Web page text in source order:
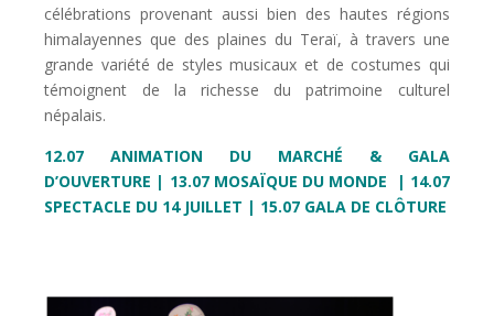
célébrations provenant aussi bien des hautes régions
himalayennes que des plaines du Teraï, à travers une
grande variété de styles musicaux et de costumes qui
témoignent de la richesse du patrimoine culturel
népalais.
12.07 ANIMATION DU MARCHÉ & GALA
D’OUVERTURE | 13.07 MOSAÏQUE DU MONDE | 14.07
SPECTACLE DU 14 JUILLET | 15.07 GALA DE CLÔTURE